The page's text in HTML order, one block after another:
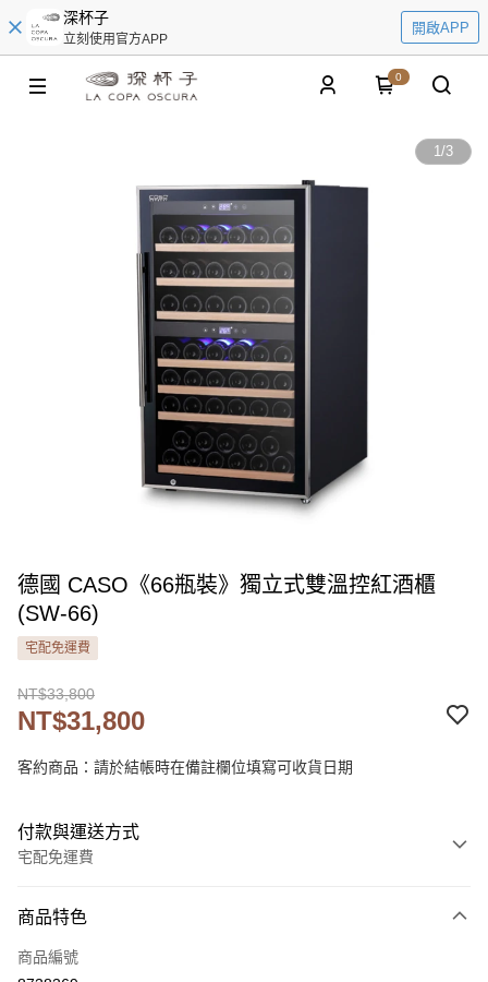
深杯子
立刻使用官方APP
開啟APP
0
1/3
德國 CASO《66瓶裝》獨立式雙溫控紅酒櫃
(SW-66)
宅配免運費
NT$33,800
NT$31,800
客約商品：請於結帳時在備註欄位填寫可收貨日期
付款與運送方式
宅配免運費
信用卡一次付款
LINE Pay
商品特色
商品編號